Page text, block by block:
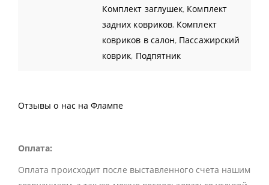
Комплект заглушек, Комплект
задних ковриков, Комплект
ковриков в салон, Пассажирский
коврик, Подпятник
Отзывы о нас на Флампе
Оплата:
Оплата происходит после выставленного счета нашим